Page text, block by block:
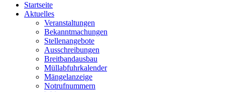
Startseite
Aktuelles
Veranstaltungen
Bekanntmachungen
Stellenangebote
Ausschreibungen
Breitbandausbau
Müllabfuhrkalender
Mängelanzeige
Notrufnummern